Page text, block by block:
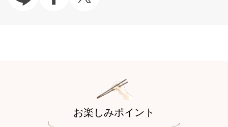
お楽しみポイント